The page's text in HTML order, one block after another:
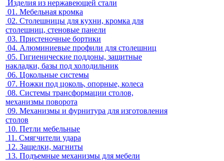
Изделия из нержавеющей стали
01. Мебельная кромка
02. Столешницы для кухни, кромка для
столешниц, стеновые панели
03. Пристеночные бортики
04. Алюминиевые профили для столешниц
05. Гигиенические поддоны, защитные
накладки, базы под холодильник
06. Цокольные системы
07. Ножки под цоколь, опорные, колеса
08. Системы трансформации столов,
механизмы поворота
09. Механизмы и фурнитура для изготовления
столов
10. Петли мебельные
11. Смягчители удара
12. Защелки, магниты
13. Подъемные механизмы для мебели